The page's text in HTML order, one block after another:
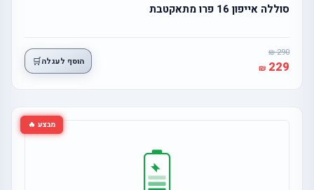
סוללה אייפון 16 פרו מתאקטבת
290
229 הוסף לעגלה🛒
מבצע 🔥